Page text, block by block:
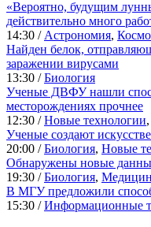
«Вероятно, будущим
действительно много
14:30 / Астрономия,
Найден белок,
заражении вирусами
13:30 /Биология
Ученые ДВФУ нашли
месторождениях прочнее
12:30 /Новые технологии,
Ученые создают
20:00 /Биология, Новые
Обнаружены новые
19:30 /Биология,
В МГУ предложили
15:30 /Информационные